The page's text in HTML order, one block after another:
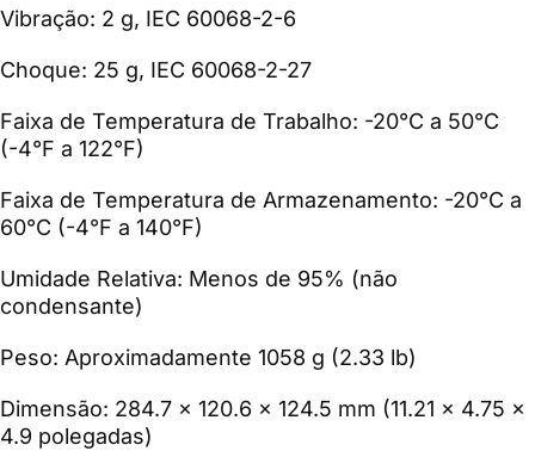
Vibração: 2 g, IEC 60068-2-6
Choque: 25 g, IEC 60068-2-27
Faixa de Temperatura de Trabalho: -20°C a 50°C
(-4°F a 122°F)
Faixa de Temperatura de Armazenamento: -20°C a
60°C (-4°F a 140°F)
Umidade Relativa: Menos de 95% (não
condensante)
Peso: Aproximadamente 1058 g (2.33 lb)
Dimensão: 284.7 × 120.6 × 124.5 mm (11.21 × 4.75 ×
4.9 polegadas)